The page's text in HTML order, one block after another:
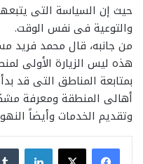
حيث إن السياسة التى
والتوعية فى نفس الوقت.
من جانبه، قال محمد فريد
هذه ليس الزيارة الأولى
بمتابعة المناطق التى قد
أهالى المنطقة ومعرفة
وتقديم الخدمات وأيضاً